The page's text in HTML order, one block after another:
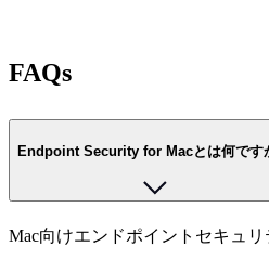
FAQs
Endpoint Security for Macとは何です
Mac向けエンドポイントセキュ